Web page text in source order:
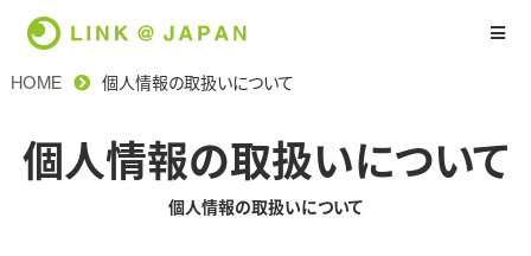
HOME 個人情報の取扱いについて
個人情報の取扱いについて
個人情報の取扱いについて